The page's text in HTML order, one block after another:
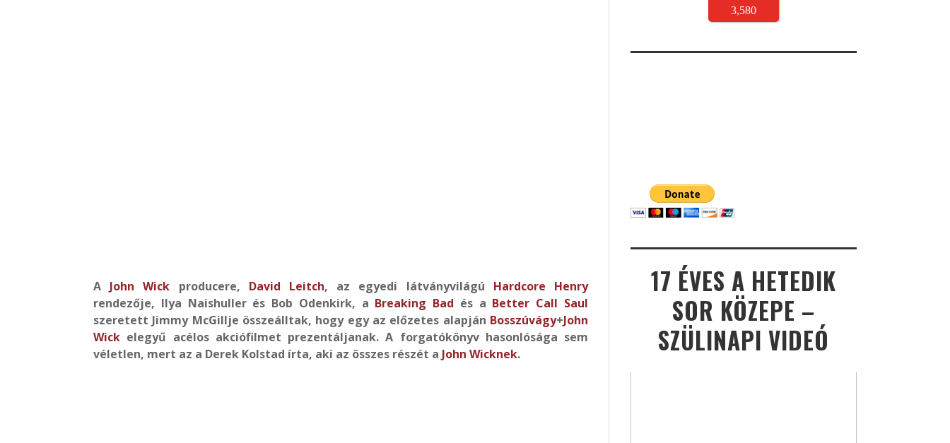
A John Wick producere, David Leitch, az egyedi látványvilágú Hardcore Henry
rendezője, Ilya Naishuller és Bob Odenkirk, a Breaking Bad és a Better Call Saul
szeretett Jimmy McGillje összeálltak, hogy egy az előzetes alapján Bosszúvágy+John
Wick elegyű acélos akciófilmet prezentáljanak. A forgatókönyv hasonlósága sem
véletlen, mert az a Derek Kolstad írta, aki az összes részét a John Wicknek.
3,580
17 ÉVES A HETEDIK
SOR KÖZEPE –
SZÜLINAPI VIDEÓ